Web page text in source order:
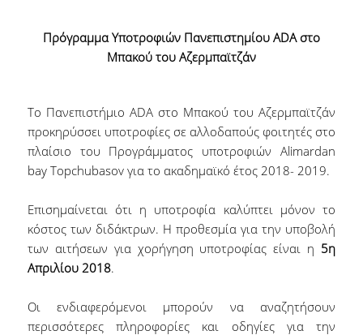
Πρόγραμμα Υποτροφιών Πανεπιστημίου ADA στο
Μπακού του Αζερμπαϊτζάν
Το Πανεπιστήμιο ADA στο Μπακού του Αζερμπαϊτζάν
προκηρύσσει υποτροφίες σε αλλοδαπούς φοιτητές στο
πλαίσιο του Προγράμματος υποτροφιών Alimardan
bay Topchubasov για το ακαδημαϊκό έτος 2018- 2019.
Επισημαίνεται ότι η υποτροφία καλύπτει μόνον το
κόστος των διδάκτρων. Η προθεσμία για την υποβολή
των αιτήσεων για χορήγηση υποτροφίας είναι η 5η
Απριλίου 2018.
Οι ενδιαφερόμενοι μπορούν να αναζητήσουν
περισσότερες πληροφορίες και οδηγίες για την